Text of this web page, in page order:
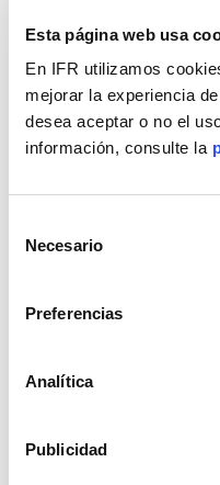
Esta página web usa
En IFR utilizamos
mejorar la experiencia
desea aceptar o no el
información, consulte la
Necesario
Preferencias
Analítica
Publicidad
aspecto que
Sumnistro fluida.
Escalado de las
límites testadas
Nube de Azure.
Visibilidad en
de Valor
Chain.
Dynamics 365 que
Sumistro Proactivo,